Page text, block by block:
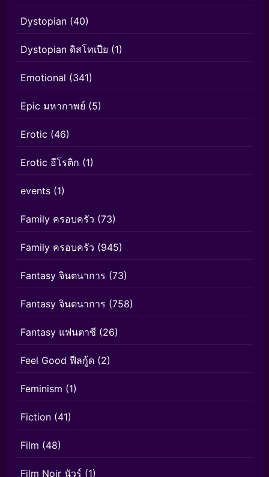
Dystopian (40)
Dystopian ดิสโทเปีย (1)
Emotional (341)
Epic มหากาพย์ (5)
Erotic (46)
Erotic อีโรติก (1)
events (1)
Family ครอบครัว (73)
Family ครอบครัว (945)
Fantasy จินตนาการ (73)
Fantasy จินตนาการ (758)
Fantasy แฟนตาซี (26)
Feel Good ฟีลกู้ด (2)
Feminism (1)
Fiction (41)
Film (48)
Film Noir นัวร์ (1)